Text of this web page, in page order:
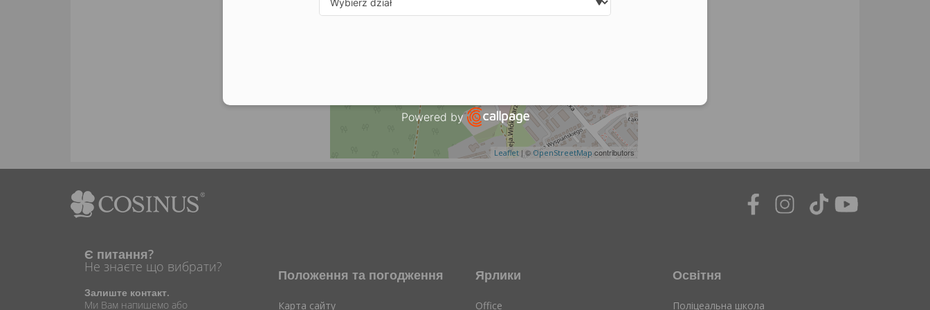
Leaflet | ©OpenStreetMapcontributors
Є питання?
Не знаєте що вибрати?
Залиште контакт.
Ми Вам напишемо або
Положення та погодження
Карта сайту
Ярлики
Office
Освітня
Поліцеальна школа
Powered by
Open link in new window